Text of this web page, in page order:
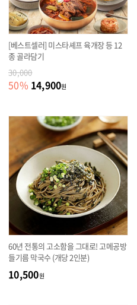
[베스트셀러] 미스타셰프 육개장 등 12
종 골라담기
30,000
50% 14,900원
60년 전통의 고소함을 그대로! 고메공방
들기름 막국수 (개당 2인분)
10,500원